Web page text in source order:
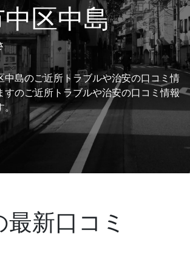
区中島
中島のご近所トラブルや治安の口コミ情
すのご近所トラブルや治安の口コミ情報
最新口コミ